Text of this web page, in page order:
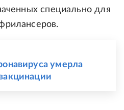
специально для
умерла